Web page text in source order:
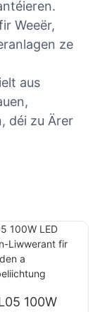
Weeër,
ze
aus
déi zu Ärer
100W